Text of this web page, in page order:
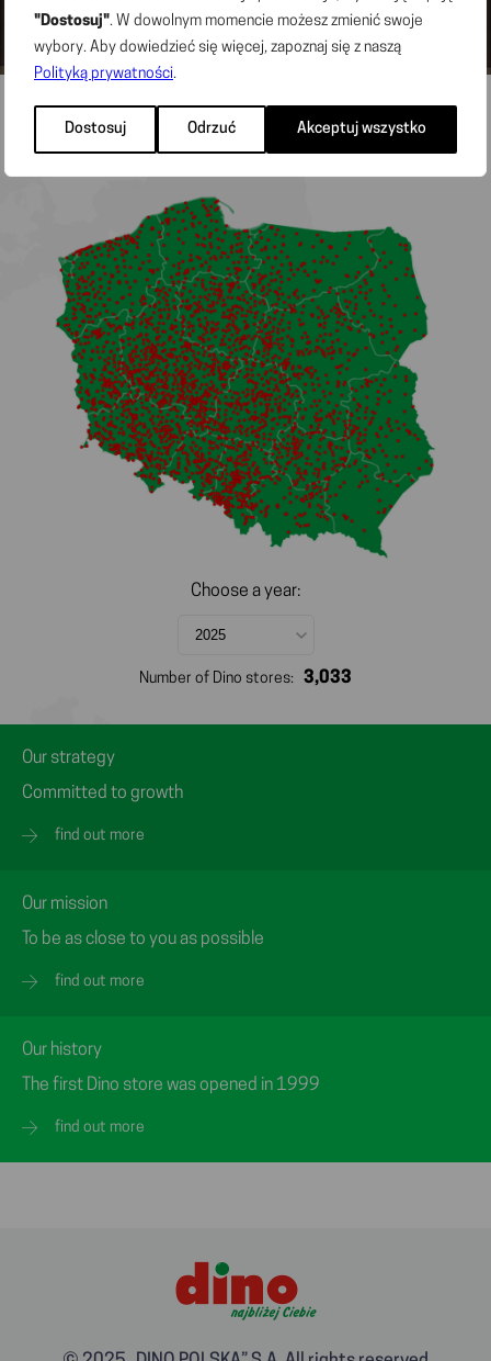
"Dostosuj". W dowolnym momencie możesz zmienić swoje
wybory. Aby dowiedzieć się więcej, zapoznaj się z naszą
Polityką prywatności.
Dostosuj Odrzuć Akceptuj wszystko
56.7 thousand
NUMBER OF EMPLOYEES
*as of the end of Q1 2026
See how our store chain is growing
Choose a year:
Number of Dino stores: 3,033
Our strategy
Committed to growth
find out more
Our mission
To be as close to you as possible
find out more
Our history
The first Dino store was opened in 1999
find out more